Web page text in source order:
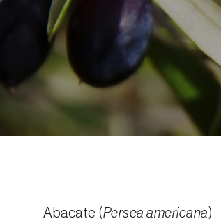
Abacate (Persea americana)